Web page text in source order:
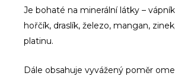
Je bohaté na minerální látky –
hořčík, draslík, železo, mangan,
platinu.
Dále obsahuje vyvážený poměr